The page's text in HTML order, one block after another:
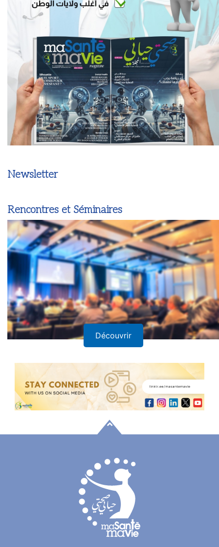
Newsletter
Rencontres et Séminaires
Découvrir